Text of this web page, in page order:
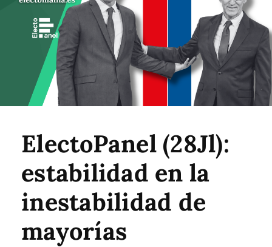
ElectoPanel (28Jl):
estabilidad en la
inestabilidad de
mayorías